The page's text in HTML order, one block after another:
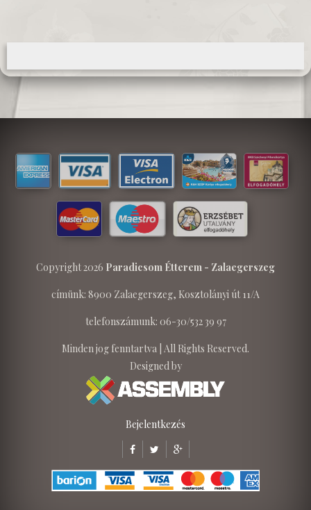
Copyright 2026 Paradicsom Étterem - Zalaegerszeg
címünk: 8900 Zalaegerszeg, Kosztolányi út 11/A
telefonszámunk: 06-30/532 39 97
Minden jog fenntartva | All Rights Reserved.
Designed by
Bejelentkezés